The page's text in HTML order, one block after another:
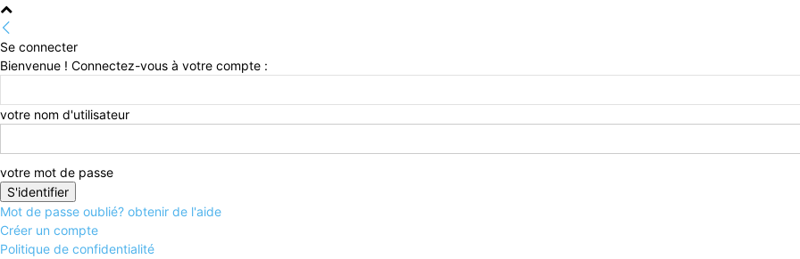
Se connecter
Bienvenue ! Connectez-vous à votre compte :
votre nom d'utilisateur
votre mot de passe
Mot de passe oublié? obtenir de l'aide
Créer un compte
Politique de confidentialité